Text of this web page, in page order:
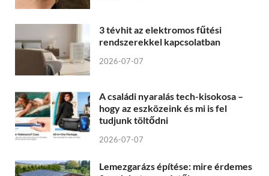
3 tévhit az elektromos fűtési
rendszerekkel kapcsolatban
2026-07-07
A családi nyaralás tech-kisokosa –
hogy az eszközeink és mi is fel
tudjunk töltődni
2026-07-07
Lemezgarázs építése: mire érdemes